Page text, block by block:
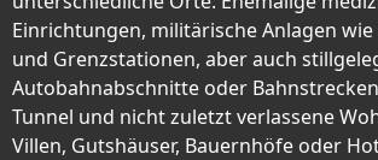
Einrichtungen, militärische Anlagen wie
und Grenzstationen, aber auch
Autobahnabschnitte oder
Tunnel und nicht zuletzt verlassene
Villen, Gutshäuser, Bauernhöfe oder